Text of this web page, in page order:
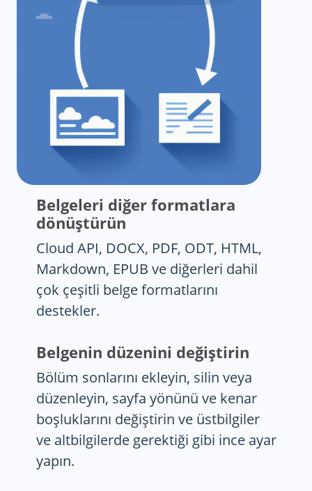
Belgeleri diğer formatlara
dönüştürün
Cloud API, DOCX, PDF, ODT, HTML,
Markdown, EPUB ve diğerleri dahil
çok çeşitli belge formatlarını
destekler.
Belgenin düzenini değiştirin
Bölüm sonlarını ekleyin, silin veya
düzenleyin, sayfa yönünü ve kenar
boşluklarını değiştirin ve üstbilgiler
ve altbilgilerde gerektiği gibi ince ayar
yapın.